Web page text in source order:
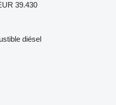
39.430
diésel